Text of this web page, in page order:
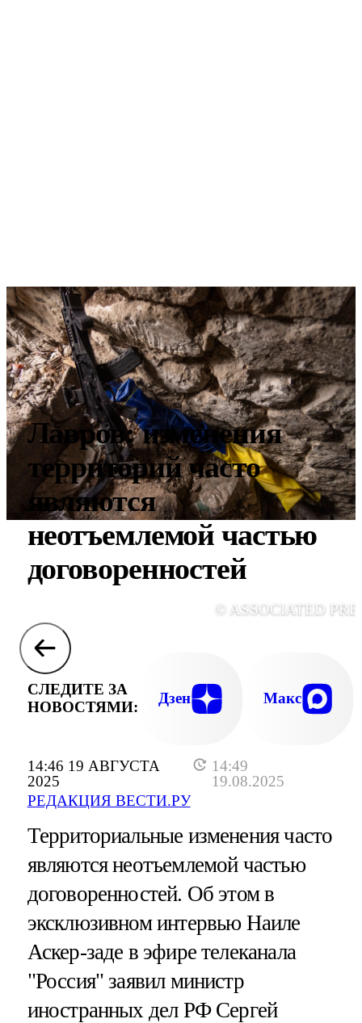
14:46 19 АВГУСТА
2025
14:49
19.08.2025
РЕДАКЦИЯ ВЕСТИ.РУ
Лавров: изменения
территорий часто
являются
неотъемлемой частью
договоренностей
© ASSOCIATED
СЛЕДИТЕ ЗА
НОВОСТЯМИ:
Дзен Макс
Территориальные изменения часто
являются неотъемлемой частью
договоренностей. Об этом в
эксклюзивном интервью Наиле
Аскер-заде в эфире телеканала
"Россия" заявил министр
иностранных дел РФ Сергей